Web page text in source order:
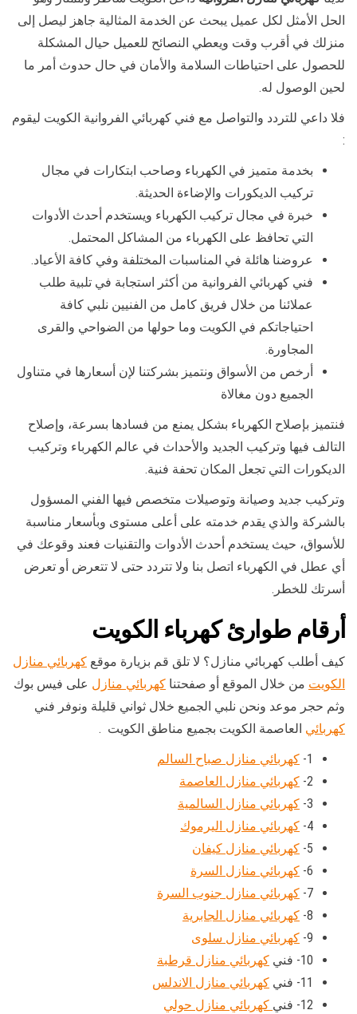
الحل الأمثل لكل عميل يبحث عن الخدمة المثالية جاهز ليصل إلى
منزلك في أقرب وقت ويعطي النصائح للعميل حيال المشكلة
للحصول على احتياطات السلامة والأمان في حال حدوث أمر ما
لحين الوصول له.
فلا داعي للتردد والتواصل مع فني كهربائي الفروانية الكويت ليقوم
:
بخدمة متميز في الكهرباء وصاحب ابتكارات في مجال
تركيب الديكورات والإضاءة الحديثة.
خبرة في مجال تركيب الكهرباء ويستخدم أحدث الأدوات
التي تحافظ على الكهرباء من المشاكل المحتمل.
عروضنا هائلة في المناسبات المختلفة وفي كافة الأعياد.
فني كهربائي الفروانية من أكثر استجابة في تلبية طلب
عملائنا من خلال فريق كامل من الفنيين نلبي كافة
احتياجاتكم في الكويت وما حولها من الضواحي والقرى
المجاورة.
أرخص من الأسواق ونتميز بشركتنا لإن أسعارها في متناول
الجميع دون مغالاة
فنتميز بإصلاح الكهرباء بشكل يمنع من فسادها بسرعة، وإصلاح
التالف فيها وتركيب الجديد والأحداث في عالم الكهرباء وتركيب
الديكورات التي تجعل المكان تحفة فنية.
وتركيب جديد وصيانة وتوصيلات متخصص فيها الفني المسؤول
بالشركة والذي يقدم خدمته على أعلى مستوى وبأسعار مناسبة
للأسواق، حيث يستخدم أحدث الأدوات والتقنيات فعند وقوعك في
أي عطل في الكهرباء اتصل بنا ولا تتردد حتى لا تتعرض أو تعرض
أسرتك للخطر.
أرقام طوارئ كهرباء الكويت
كيف أطلب كهربائي منازل؟ لا تلق قم بزيارة موقع كهربائي منازل
الكويت من خلال الموقع أو صفحتنا كهربائي منازل على فيس بوك
وثم حجر موعد ونحن نلبي الجميع خلال ثواني قليلة ونوفر فني
كهربائي العاصمة الكويت بجميع مناطق الكويت .
1- كهربائي منازل صباح السالم
2- كهربائي منازل العاصمة
3- كهربائي منازل السالمية
4- كهربائي منازل اليرموك
5- كهربائي منازل كيفان
6- كهربائي منازل السرة
7- كهربائي منازل جنوب السرة
8- كهربائي منازل الجابرية
9- كهربائي منازل سلوى
10- فني
كهربائي منازل قرطبة
11- فني
كهربائي منازل الاندلس
12- فني
كهربائي منازل حولي